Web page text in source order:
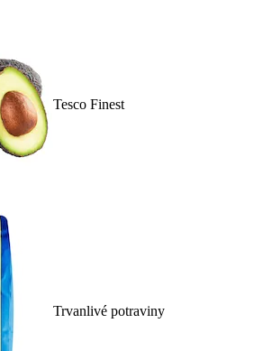
Tesco Finest
Trvanlivé potraviny